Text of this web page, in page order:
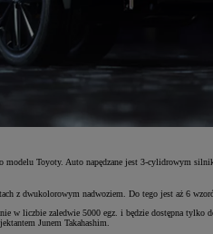
Toyoty. Auto napędzane jest 3-cylidrowym
dwukolorowym nadwoziem. Do tego jest aż 6
liczbie zaledwie 5000 egz. i będzie dostępna
Junem Takahashim.